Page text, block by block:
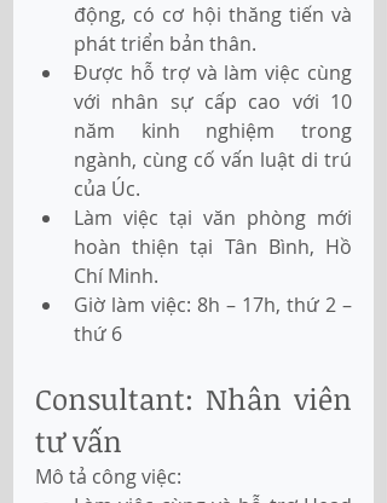
động, có cơ hội thăng tiến và
phát triển bản thân.
Được hỗ trợ và làm việc cùng
với nhân sự cấp cao với 10
năm kinh nghiệm trong
ngành, cùng cố vấn luật di trú
của Úc.
Làm việc tại văn phòng mới
hoàn thiện tại Tân Bình, Hồ
Chí Minh.
Giờ làm việc: 8h – 17h, thứ 2 –
thứ 6
Consultant: Nhân viên
tư vấn
Mô tả công việc: